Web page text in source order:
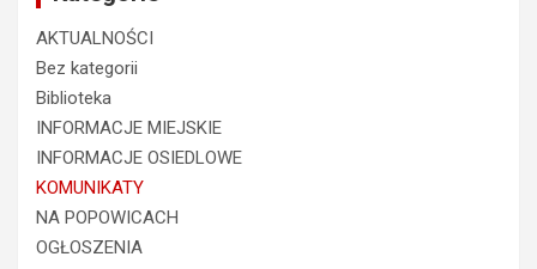
AKTUALNOŚCI
Bez kategorii
Biblioteka
INFORMACJE MIEJSKIE
INFORMACJE OSIEDLOWE
KOMUNIKATY
NA POPOWICACH
OGŁOSZENIA